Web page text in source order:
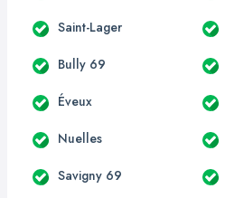
Saint-Lager
Bully 69
Éveux
Nuelles
Savigny 69